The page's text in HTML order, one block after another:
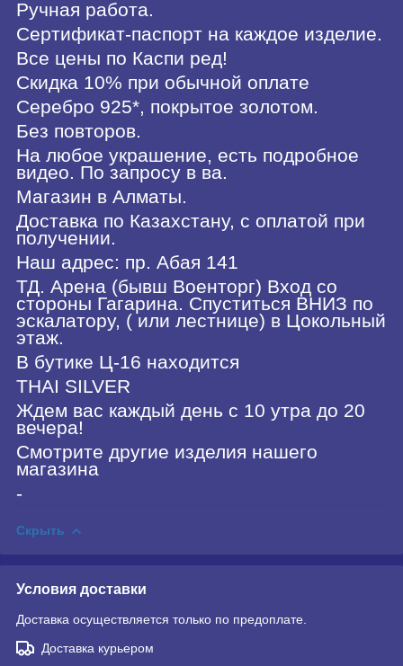
Ручная работа.
Сертификат-паспорт на каждое изделие.
Все цены по Каспи ред!
Скидка 10% при обычной оплате
Серебро 925*, покрытое золотом.
Без повторов.
На любое украшение, есть подробное
видео. По запросу в ва.
Магазин в Алматы.
Доставка по Казахстану, с оплатой при
получении.
Наш адрес: пр. Абая 141
ТД. Арена (бывш Военторг) Вход со
стороны Гагарина. Спуститься ВНИЗ по
эскалатору, ( или лестнице) в Цокольный
этаж.
В бутике Ц-16 находится
THAI SILVER
Ждем вас каждый день с 10 утра до 20
вечера!
Смотрите другие изделия нашего
магазина
-
Скрыть
Условия доставки
Доставка осуществляется только по предоплате.
Доставка курьером